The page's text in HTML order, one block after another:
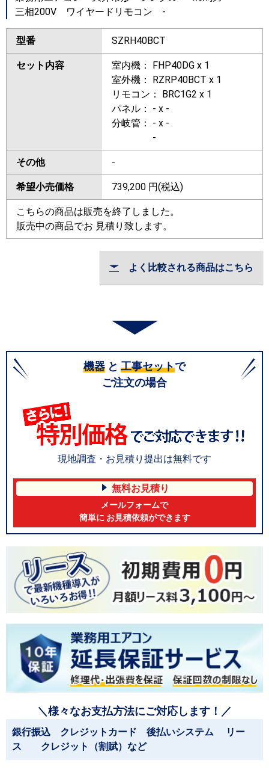
三相200V ワイヤードリモコン -
型番 SZRH40BCT
セット内容
室内機： FHP40DG x 1
室外機： RZRP40BCT x 1
リモコン： BRC1G2 x 1
パネル： - x -
分岐管： - x -
-
その他 -
希望小売価格 739,200 円(税込)
こちらの商品は販売を終了しました。
販売中の商品でお 見積り致します。
よく比較される商品はこちら
機器 と 工事セットで
ご注文の場合
現地調査・お見積り提出は無料です
無料お見積り
メールフォームで
簡単に お見積依頼ができます
＼様々なお支払方法にご対応します！／
銀行振込 クレジットカード 後払いシステム リー
ス クレジット（割賦）など